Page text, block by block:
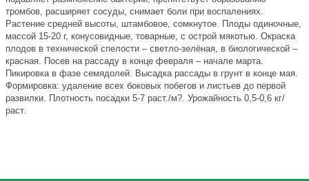
тромбов, расширяет сосуды, снимает боли при воспалениях.
Растение средней высоты, штамбовое, сомкнутое. Плоды одиночные,
массой 15-20 г, конусовидные, товарные, с острой мякотью. Окраска
плодов в технической спелости – светло-зелёная, в биологической –
красная. Посев на рассаду в конце февраля – начале марта.
Пикировка в фазе семядолей. Высадка рассады в грунт в конце мая.
Формировка: удаление всех боковых побегов и листьев до первой
развилки. Плотность посадки 5-7 раст./м?. Урожайность 0,5-0,6 кг/
раст.